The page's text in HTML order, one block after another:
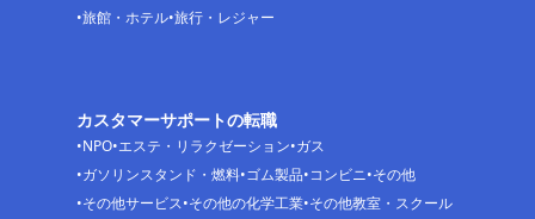
旅館・ホテル 旅行・レジャー
カスタマーサポートの転職
NPO エステ・リラクゼーション ガス
ガソリンスタンド・燃料 ゴム製品 コンビニ その他
その他サービス その他の化学工業 その他教室・スクール